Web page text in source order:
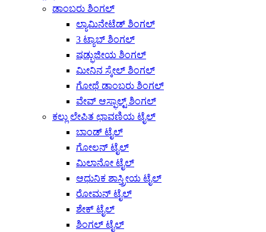
ಡಾಂಬರು ಶಿಂಗಲ್
ಲ್ಯಾಮಿನೇಟೆಡ್ ಶಿಂಗಲ್
3 ಟ್ಯಾಬ್ ಶಿಂಗಲ್
ಷಡ್ಭುಜೀಯ ಶಿಂಗಲ್
ಮೀನಿನ ಸ್ಕೇಲ್ ಶಿಂಗಲ್
ಗೋಥೆ ಡಾಂಬರು ಶಿಂಗಲ್
ವೇವ್ ಆಸ್ಫಾಲ್ಟ್ ಶಿಂಗಲ್
ಕಲ್ಲು ಲೇಪಿತ ಛಾವಣಿಯ ಟೈಲ್
ಬಾಂಡ್ ಟೈಲ್
ಗೋಲನ್ ಟೈಲ್
ಮಿಲಾನೋ ಟೈಲ್
ಆಧುನಿಕ ಶಾಸ್ತ್ರೀಯ ಟೈಲ್
ರೋಮನ್ ಟೈಲ್
ಶೇಕ್ ಟೈಲ್
ಶಿಂಗಲ್ ಟೈಲ್